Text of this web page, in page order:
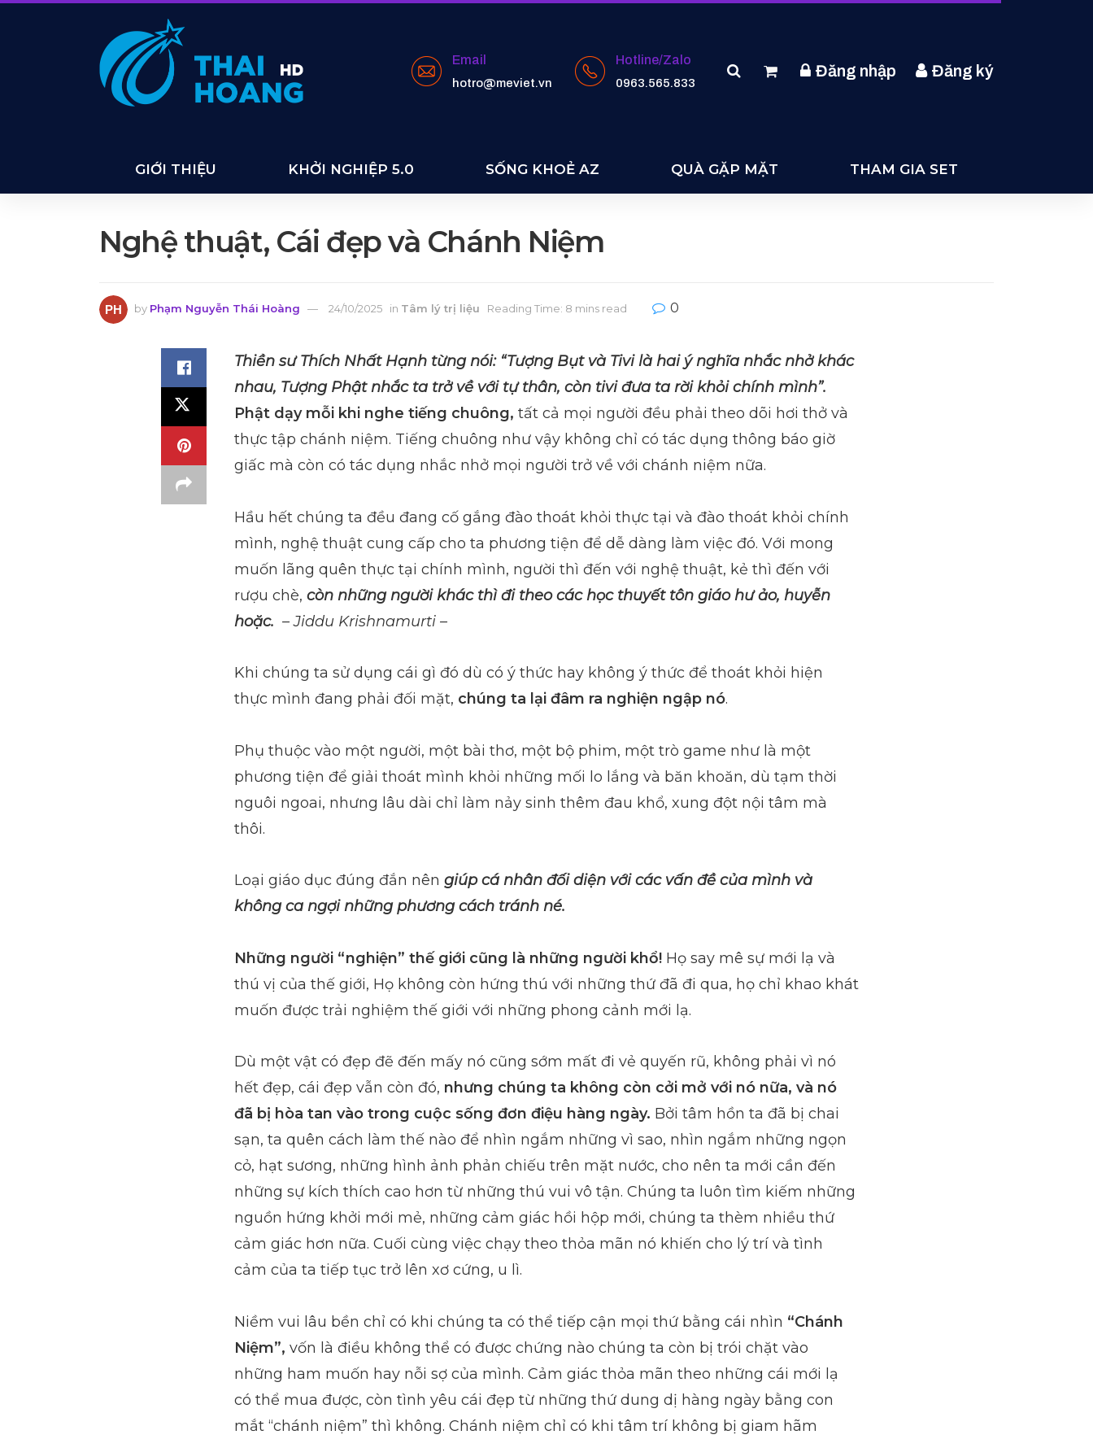
Email
hotro@meviet.vn
Hotline/Zalo
0963.565.833
Đăng nhập Đăng ký
GIỚI THIỆU KHỞI NGHIỆP 5.0 SỐNG KHOẺ AZ QUÀ GẶP MẶT THAM GIA SET
Nghệ thuật, Cái đẹp và Chánh Niệm
by Phạm Nguyễn Thái Hoàng 24/10/2025 in Tâm lý trị liệu Reading Time: 8 mins read 0
Thiền sư Thích Nhất Hạnh từng nói: “Tượng Bụt và Tivi là hai ý nghĩa nhắc nhở khác
nhau, Tượng Phật nhắc ta trở về với tự thân, còn tivi đưa ta rời khỏi chính mình”.
Phật dạy mỗi khi nghe tiếng chuông, tất cả mọi người đều phải theo dõi hơi thở và
thực tập chánh niệm. Tiếng chuông như vậy không chỉ có tác dụng thông báo giờ
giấc mà còn có tác dụng nhắc nhở mọi người trở về với chánh niệm nữa.
Hầu hết chúng ta đều đang cố gắng đào thoát khỏi thực tại và đào thoát khỏi chính
mình, nghệ thuật cung cấp cho ta phương tiện để dễ dàng làm việc đó. Với mong
muốn lãng quên thực tại chính mình, người thì đến với nghệ thuật, kẻ thì đến với
rượu chè, còn những người khác thì đi theo các học thuyết tôn giáo hư ảo, huyễn
hoặc. –Jiddu Krishnamurti –
Khi chúng ta sử dụng cái gì đó dù có ý thức hay không ý thức để thoát khỏi hiện
thực mình đang phải đối mặt, chúng ta lại đâm ra nghiện ngập nó.
Phụ thuộc vào một người, một bài thơ, một bộ phim, một trò game như là một
phương tiện để giải thoát mình khỏi những mối lo lắng và băn khoăn, dù tạm thời
nguôi ngoai, nhưng lâu dài chỉ làm nảy sinh thêm đau khổ, xung đột nội tâm mà
thôi.
Loại giáo dục đúng đắn nên giúp cá nhân đối diện với các vấn đề của mình và
không ca ngợi những phương cách tránh né.
Những người “nghiện” thế giới cũng là những người khổ! Họ say mê sự mới lạ và
thú vị của thế giới, Họ không còn hứng thú với những thứ đã đi qua, họ chỉ khao khát
muốn được trải nghiệm thế giới với những phong cảnh mới lạ.
Dù một vật có đẹp đẽ đến mấy nó cũng sớm mất đi vẻ quyến rũ, không phải vì nó
hết đẹp, cái đẹp vẫn còn đó, nhưng chúng ta không còn cởi mở với nó nữa, và nó
đã bị hòa tan vào trong cuộc sống đơn điệu hàng ngày. Bởi tâm hồn ta đã bị chai
sạn, ta quên cách làm thế nào để nhìn ngắm những vì sao, nhìn ngắm những ngọn
cỏ, hạt sương, những hình ảnh phản chiếu trên mặt nước, cho nên ta mới cần đến
những sự kích thích cao hơn từ những thú vui vô tận. Chúng ta luôn tìm kiếm những
nguồn hứng khởi mới mẻ, những cảm giác hồi hộp mới, chúng ta thèm nhiều thứ
cảm giác hơn nữa. Cuối cùng việc chạy theo thỏa mãn nó khiến cho lý trí và tình
cảm của ta tiếp tục trở lên xơ cứng, u lì.
Niềm vui lâu bền chỉ có khi chúng ta có thể tiếp cận mọi thứ bằng cái nhìn “Chánh
Niệm”, vốn là điều không thể có được chứng nào chúng ta còn bị trói chặt vào
những ham muốn hay nỗi sợ của mình. Cảm giác thỏa mãn theo những cái mới lạ
có thể mua được, còn tình yêu cái đẹp từ những thứ dung dị hàng ngày bằng con
mắt “chánh niệm” thì không. Chánh niệm chỉ có khi tâm trí không bị giam hãm